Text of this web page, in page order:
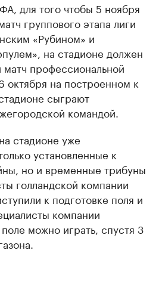
для того чтобы 5 ноября
группового этапа лиги
«Рубином» и
на стадионе должен
профессиональной
октября на построенном к
сыграют
командой.
стадионе уже
установленные к
но и временные трибуны
голландской компании
к подготовке поля и
компании
можно играть, спустя 3